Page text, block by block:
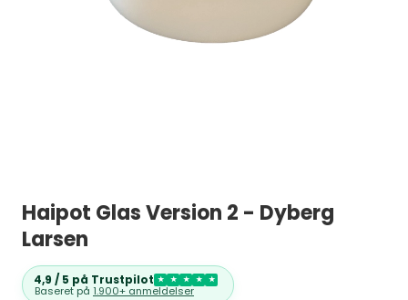
Haipot Glas Version 2 - Dyberg
Larsen
4,9 / 5 på Trustpilot ★ ★ ★ ★ ★
Baseret på 1.900+ anmeldelser